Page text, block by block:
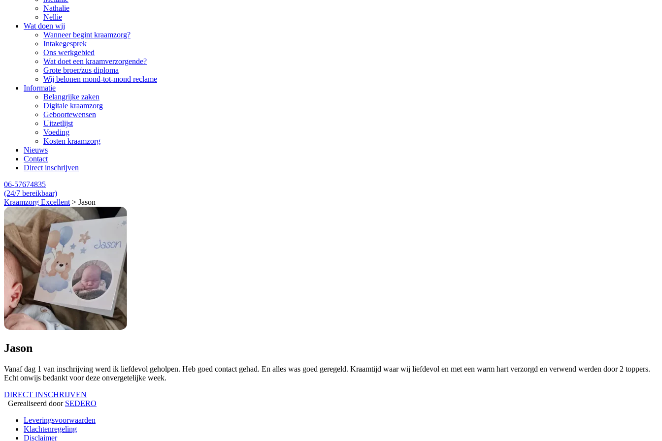
Nathalie
Nellie
Wat doen wij
Wanneer begint kraamzorg?
Intakegesprek
Ons werkgebied
Wat doet een kraamverzorgende?
Grote broer/zus diploma
Wij belonen mond-tot-mond reclame
Informatie
Belangrijke zaken
Digitale kraamzorg
Geboortewensen
Uitzetlijst
Voeding
Kosten kraamzorg
Nieuws
Contact
Direct inschrijven
06-57674835
(24/7 bereikbaar)
Kraamzorg Excellent > Jason
Jason
Vanaf dag 1 van inschrijving werd ik liefdevol geholpen. Heb goed contact gehad. En alles was goed geregeld. Kraamtijd waar wij liefdevol en met een warm hart verzorgd en verwend werden door 2 toppers.
Echt onwijs bedankt voor deze onvergetelijke week.
DIRECT INSCHRIJVEN
Gerealiseerd door SEDERO
Leveringsvoorwaarden
Klachtenregeling
Disclaimer